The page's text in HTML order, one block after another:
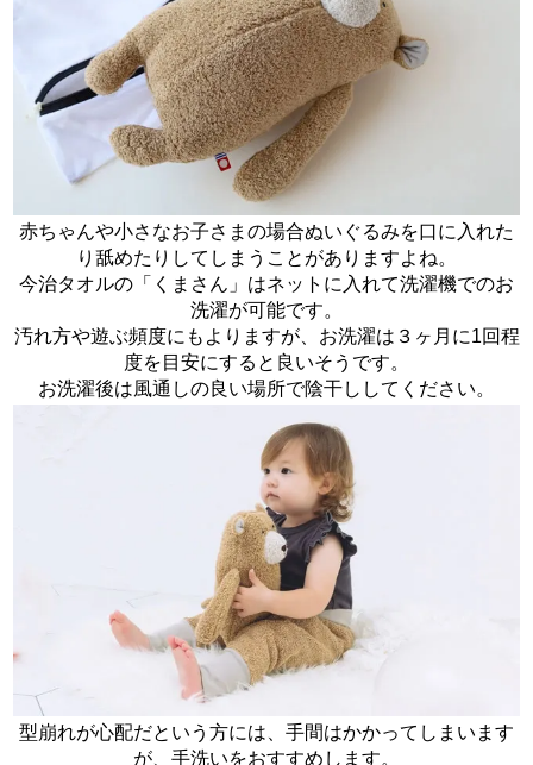
赤ちゃんや小さなお子さまの場合ぬいぐるみを口に入れた
り舐めたりしてしまうことがありますよね。
今治タオルの「くまさん」はネットに入れて洗濯機でのお
洗濯が可能です。
汚れ方や遊ぶ頻度にもよりますが、お洗濯は３ヶ月に1回程
度を目安にすると良いそうです。
お洗濯後は風通しの良い場所で陰干ししてください。
型崩れが心配だという方には、手間はかかってしまいます
が、手洗いをおすすめします。